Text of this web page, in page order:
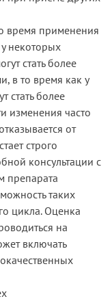
время применения
некоторых
стать более
в то время как у
стать более
изменения часто
от
строго
консультации с
препарата
таких
цикла. Оценка
на
включать